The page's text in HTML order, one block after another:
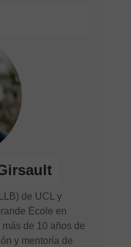
de UCL y
École en
de 10 años de
y mentoría de